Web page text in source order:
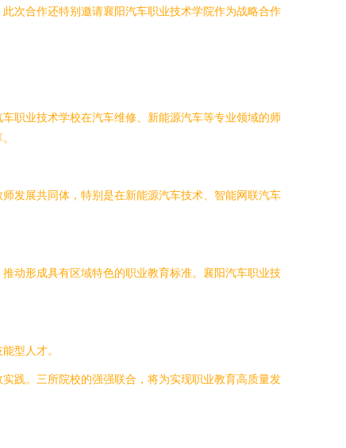
次合作还特别邀请襄阳汽车职业技术学院作为战略合作
职业技术学校在汽车维修、新能源汽车等专业领域的师
发展共同体，特别是在新能源汽车技术、智能网联汽车
动形成具有区域特色的职业教育标准。襄阳汽车职业技
型人才。
践。三所院校的强强联合，将为实现职业教育高质量发